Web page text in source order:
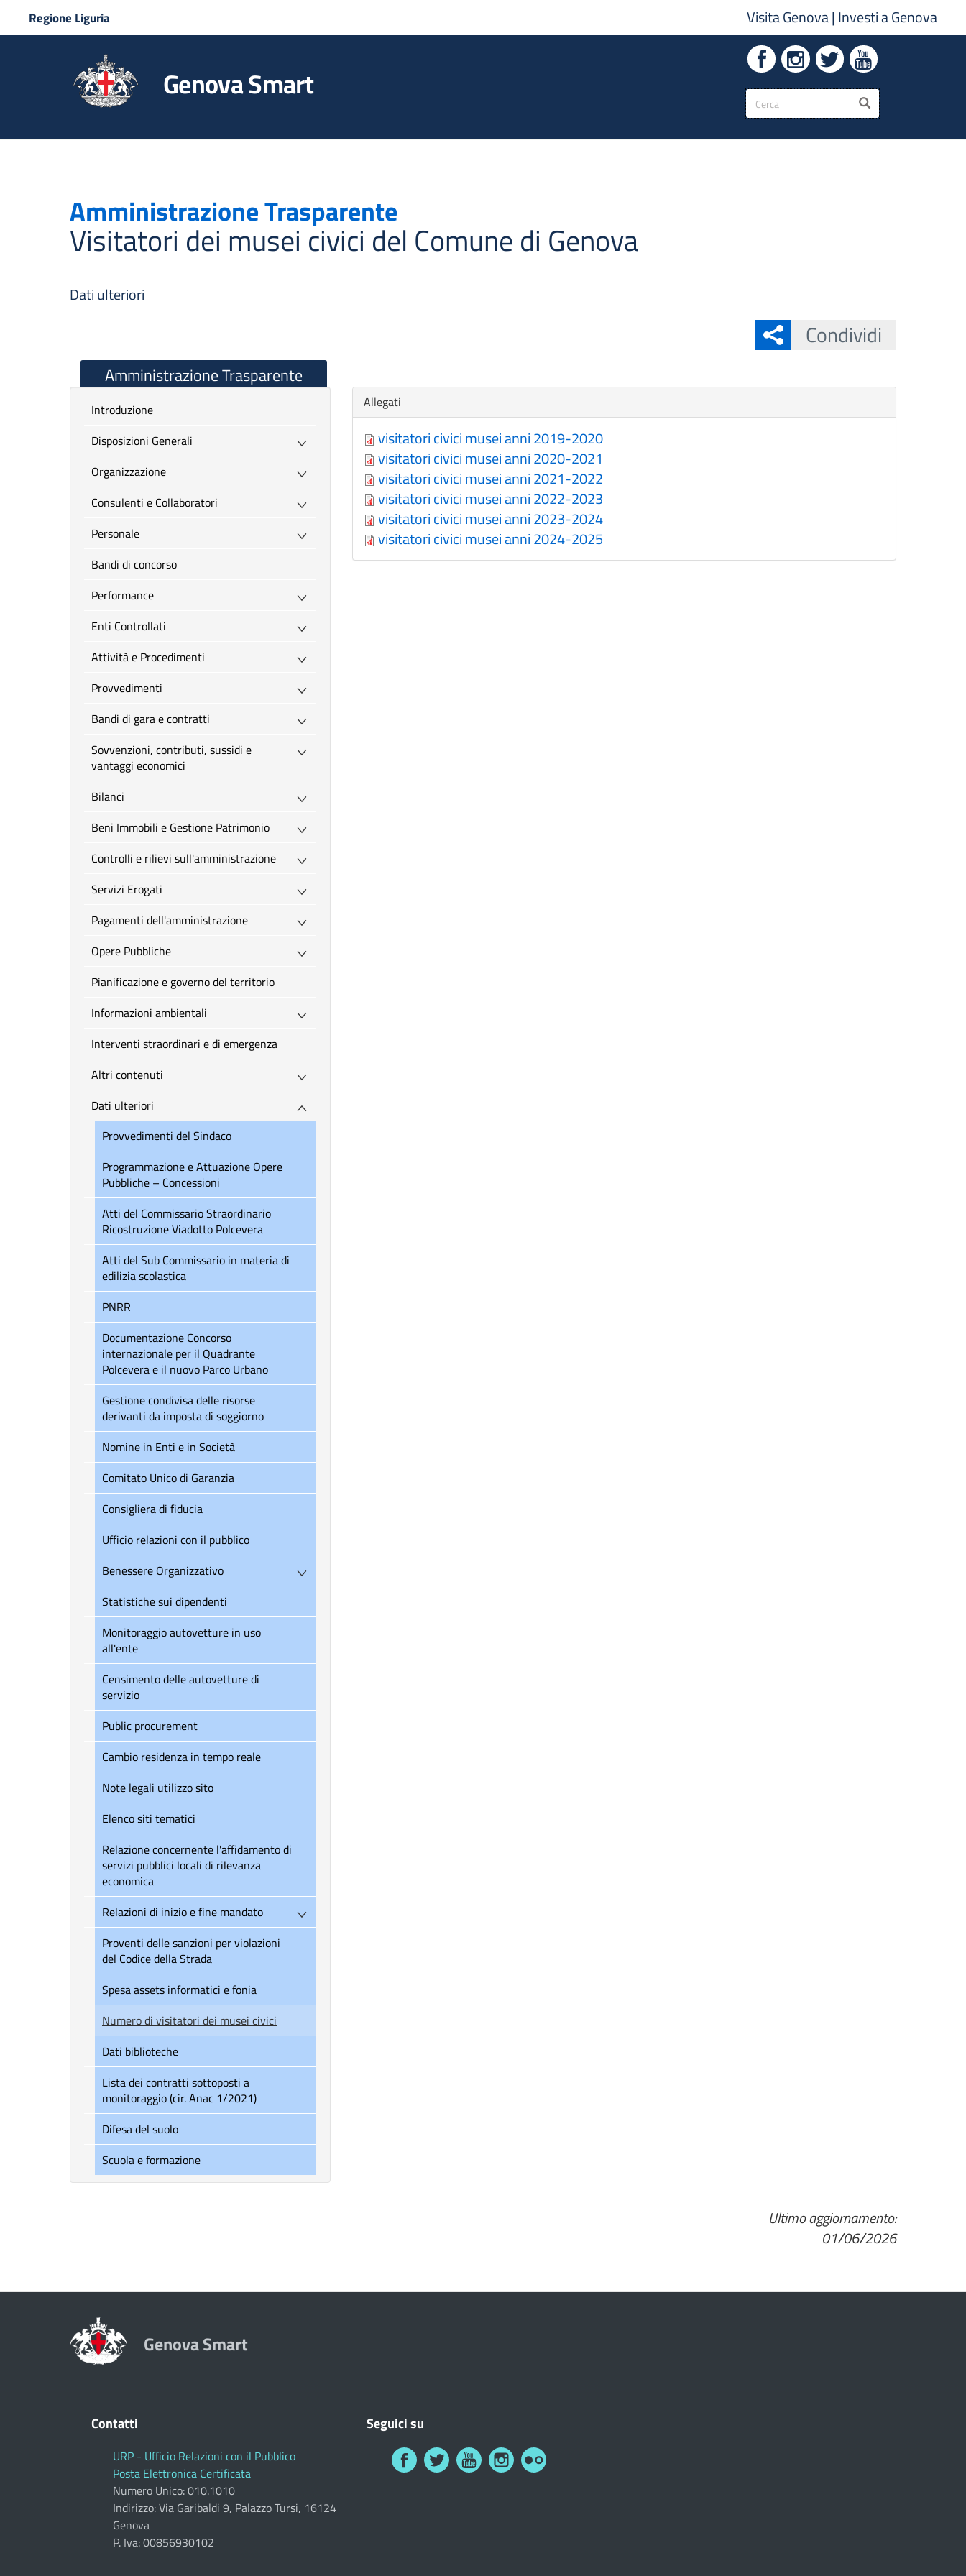
Regione Liguria Visita Genova| Investi a Genova
Genova Smart
Form
di
ricerca
CERCA
Amministrazione Trasparente
Visitatori dei musei civici del Comune di Genova
Dati ulteriori
Condividi
Amministrazione Trasparente
Nascondi
Allegati
visitatori civici musei anni 2019-2020
visitatori civici musei anni 2020-2021
visitatori civici musei anni 2021-2022
visitatori civici musei anni 2022-2023
visitatori civici musei anni 2023-2024
visitatori civici musei anni 2024-2025
introduzione
Disposizioni Generali
Organizzazione
Consulenti e Collaboratori
Personale
Bandi di concorso
Performance
Enti Controllati
Attività e Procedimenti
Provvedimenti
Bandi di gara e contratti
Sovvenzioni, contributi, sussidi e
vantaggi economici
Bilanci
Beni Immobili e Gestione Patrimonio
Controlli e rilievi sull'amministrazione
Servizi Erogati
Pagamenti dell'amministrazione
Opere Pubbliche
Pianificazione e governo del territorio
Informazioni ambientali
Interventi straordinari e di emergenza
Altri contenuti
Dati ulteriori
Provvedimenti del Sindaco
Programmazione e Attuazione Opere
Pubbliche – Concessioni
Atti del Commissario Straordinario
Ricostruzione Viadotto Polcevera
Atti del Sub Commissario in materia di
edilizia scolastica
PNRR
Documentazione Concorso
internazionale per il Quadrante
Polcevera e il nuovo Parco Urbano
Gestione condivisa delle risorse
derivanti da imposta di soggiorno
Nomine in Enti e in Società
Comitato Unico di Garanzia
Consigliera di fiducia
Ufficio relazioni con il pubblico
Benessere Organizzativo
Statistiche sui dipendenti
Monitoraggio autovetture in uso
all'ente
Censimento delle autovetture di
servizio
Public procurement
Cambio residenza in tempo reale
Note legali utilizzo sito
Elenco siti tematici
Relazione concernente l'affidamento di
servizi pubblici locali di rilevanza
economica
Relazioni di inizio e fine mandato
Proventi delle sanzioni per violazioni
del Codice della Strada
Spesa assets informatici e fonia
Numero di visitatori dei musei civici
Dati biblioteche
Lista dei contratti sottoposti a
monitoraggio (cir. Anac 1/2021)
Difesa del suolo
Scuola e formazione
Ultimo aggiornamento:
01/06/2026
Genova Smart
Contatti
URP - Ufficio Relazioni con il Pubblico
Posta Elettronica Certificata
Numero Unico: 010.1010
Indirizzo: Via Garibaldi 9, Palazzo Tursi, 16124
Genova
P. Iva: 00856930102
Seguici su